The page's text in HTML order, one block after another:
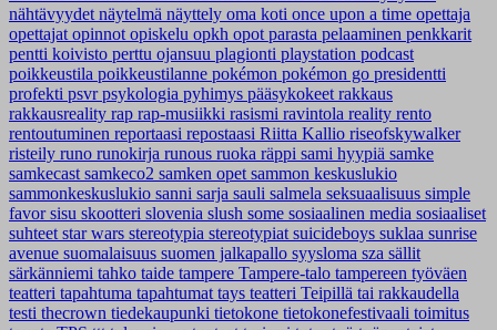
nähtävyydet näytelmä näyttely oma koti once upon a time opettaja
opettajat opinnot opiskelu opkh opot parasta pelaaminen penkkarit
pentti koivisto perttu ojansuu plagionti playstation podcast
poikkeustila poikkeustilanne pokémon pokémon go presidentti
profekti psvrpsykologia pyhimys pääsykokeet rakkaus
rakkausreality rap rap-musiikki rasismi ravintola reality rento
rentoutuminen reportaasi repostaasi Riitta Kallio riseofskywalker
risteily runo runokirja runous ruoka räppi sami hyypiä samke
samkecast samkeco2 samken opet sammon keskuslukio
sammonkeskuslukio sanni sarja sauli salmela seksuaalisuus simple
favorsisu skootteri slovenia slush some sosiaalinen media sosiaaliset
suhteet star wars stereotypia stereotypiat suicideboys suklaa sunrise
avenue suomalaisuus suomen jalkapallo syysloma sza sällit
särkänniemi tahko taide tampere Tampere-talo tampereen työväen
teatteri tapahtuma tapahtumat tays teatteri Teipillä tai rakkaudella
testi thecrown tiedekaupunki tietokone tietokonefestivaali toimitus